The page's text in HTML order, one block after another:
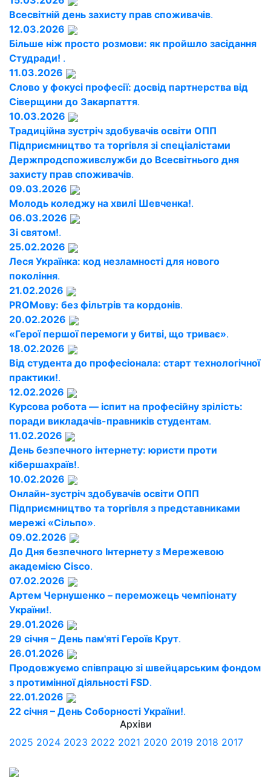
Всесвітній день захисту прав споживачів.
12.03.2026
Більше ніж просто розмови: як пройшло засідання
Студради! .
11.03.2026
Слово у фокусі професії: досвід партнерства від
Сіверщини до Закарпаття.
10.03.2026
Традиційна зустріч здобувачів освіти ОПП
Підприємництво та торгівля зі спеціалістами
Держпродспоживслужби до Всесвітнього дня
захисту прав споживачів.
09.03.2026
Молодь коледжу на хвилі Шевченка!.
06.03.2026
Зі святом!.
25.02.2026
Леся Українка: код незламності для нового
покоління.
21.02.2026
PROМову: без фільтрів та кордонів.
20.02.2026
«Герої першої перемоги у битві, що триває».
18.02.2026
Від студента до професіонала: старт технологічної
практики!.
12.02.2026
Курсова робота — іспит на професійну зрілість:
поради викладачів-правників студентам.
11.02.2026
День безпечного інтернету: юристи проти
кібершахраїв!.
10.02.2026
Онлайн-зустріч здобувачів освіти ОПП
Підприємництво та торгівля з представниками
мережі «Сільпо».
09.02.2026
До Дня безпечного Інтернету з Мережевою
академією Cisco.
07.02.2026
Артем Чернушенко – переможець чемпіонату
України!.
29.01.2026
29 січня – День пам'яті Героїв Крут.
26.01.2026
Продовжуємо співпрацю зі швейцарським фондом
з протимінної діяльності FSD.
22.01.2026
22 січня – День Соборності України!.
Архіви
2025 2024 2023 2022 2021 2020 2019 2018 2017